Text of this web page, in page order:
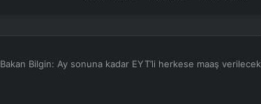
Bakan Bilgin: Ay sonuna kadar EYT’li herkese maaş verilecek